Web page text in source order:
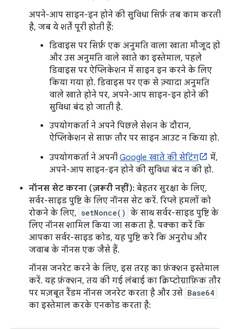
अपने-आप साइन-इन होने की सुविधा सिर्फ़ तब काम करती
है, जब ये शर्तें पूरी होती हैं:
डिवाइस पर सिर्फ़ एक अनुमति वाला खाता मौजूद हो
और उस अनुमति वाले खाते का इस्तेमाल, पहले
डिवाइस पर ऐप्लिकेशन में साइन इन करने के लिए
किया गया हो. डिवाइस पर एक से ज़्यादा अनुमति
वाले खाते होने पर, अपने-आप साइन-इन होने की
सुविधा बंद हो जाती है.
उपयोगकर्ता ने अपने पिछले सेशन के दौरान,
ऐप्लिकेशन से साफ़ तौर पर साइन आउट न किया हो.
उपयोगकर्ता ने अपनी Google खाते की सेटिंग
में,
अपने-आप साइन-इन होने की सुविधा बंद न की हो.
नॉनस सेट करना (ज़रूरी नहीं): बेहतर सुरक्षा के लिए,
सर्वर-साइड पुष्टि के लिए नॉनस सेट करें. रिप्ले हमलों को
रोकने के लिए, setNonce() के साथ सर्वर-साइड पुष्टि के
लिए नॉनस शामिल किया जा सकता है. पक्का करें कि
आपका सर्वर-साइड कोड, यह पुष्टि करे कि अनुरोध और
जवाब के नॉनस एक जैसे हैं.
नॉनस जनरेट करने के लिए, इस तरह का फ़ंक्शन इस्तेमाल
करें. यह फ़ंक्शन, तय की गई लंबाई का क्रिप्टोग्राफ़िक तौर
पर मज़बूत रैंडम नॉनस जनरेट करता है और उसे Base64
का इस्तेमाल करके एनकोड करता है: